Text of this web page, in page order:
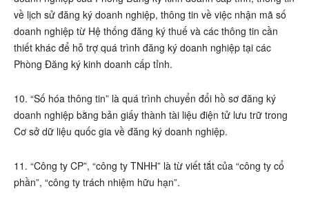
về lịch sử đăng ký doanh nghiệp, thông tin về việc nhận mã số
doanh nghiệp từ Hệ thống đăng ký thuế và các thông tin cần
thiết khác để hỗ trợ quá trình đăng ký doanh nghiệp tại các
Phòng Đăng ký kinh doanh cấp tỉnh.
10. “Số hóa thông tin” là quá trình chuyển đổi hồ sơ đăng ký
doanh nghiệp bằng bản giấy thành tài liệu điện tử lưu trữ trong
Cơ sở dữ liệu quốc gia về đăng ký doanh nghiệp.
11. “Công ty CP”, “công ty TNHH” là từ viết tắt của “công ty cổ
phần”, “công ty trách nhiệm hữu hạn”.